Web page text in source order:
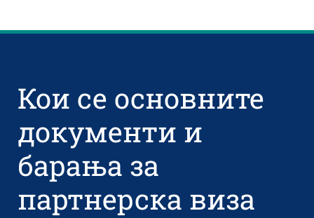
Кои се основните
документи и
барања за
партнерска виза